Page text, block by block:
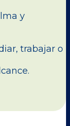
y
trabajar o